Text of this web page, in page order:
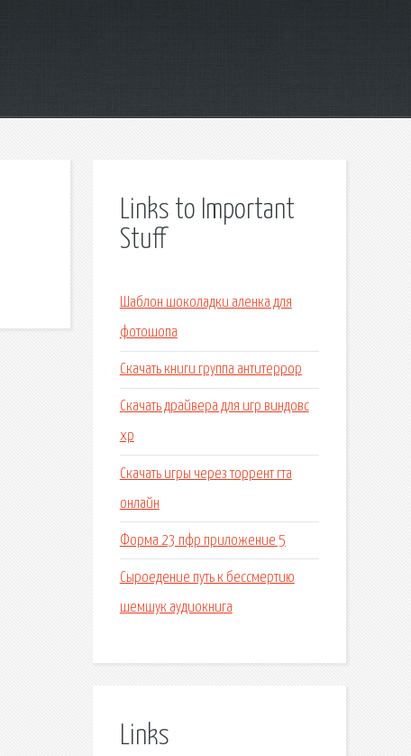
Links to Important
Stuff
Шаблон шоколадки аленка для
фотошопа
Скачать книги группа антитеррор
Скачать драйвера для игр виндовс
хр
Скачать игры через торрент гта
онлайн
Форма 23 пфр приложение 5
Сыроедение путь к бессмертию
шемшук аудиокнига
Links